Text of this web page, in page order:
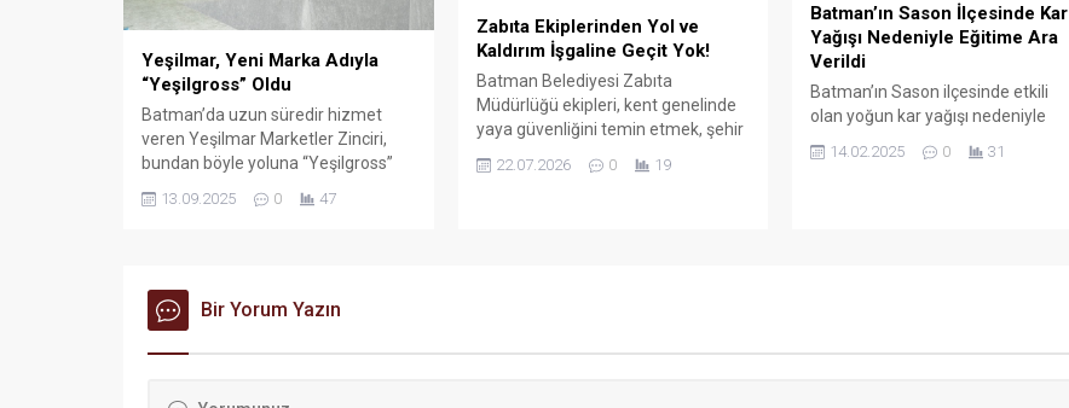
Yeşilmar, Yeni Marka Adıyla
“Yeşilgross” Oldu
Batman’da uzun süredir hizmet
veren Yeşilmar Marketler Zinciri,
bundan böyle yoluna “Yeşilgross”
13.09.2025 0 47
Zabıta Ekiplerinden Yol ve
Kaldırım İşgaline Geçit Yok!
Batman Belediyesi Zabıta
Müdürlüğü ekipleri, kent genelinde
yaya güvenliğini temin etmek, şehir
alanların usulüne uygun kullanımını
22.07.2026 0 19
Batman’ın Sason İlçesinde Kar
Yağışı Nedeniyle Eğitime Ara
Verildi
Batman’ın Sason ilçesinde etkili
olan yoğun kar yağışı nedeniyle
14.02.2025 0 31
Bir Yorum Yazın